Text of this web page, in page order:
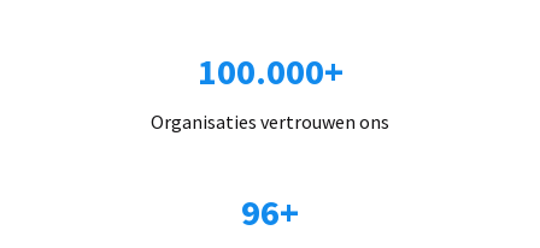
100.000+
Organisaties vertrouwen ons
96+